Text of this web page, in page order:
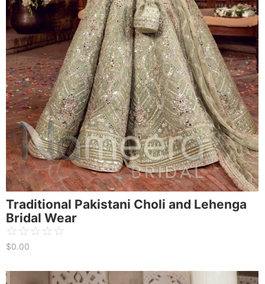
Traditional Pakistani Choli and Lehenga
Bridal Wear
☆☆☆☆☆
$0.00